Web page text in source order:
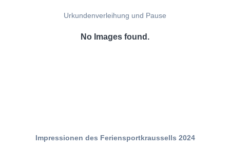
Urkundenverleihung und Pause
No Images found.
Impressionen des Feriensportkraussells 2024